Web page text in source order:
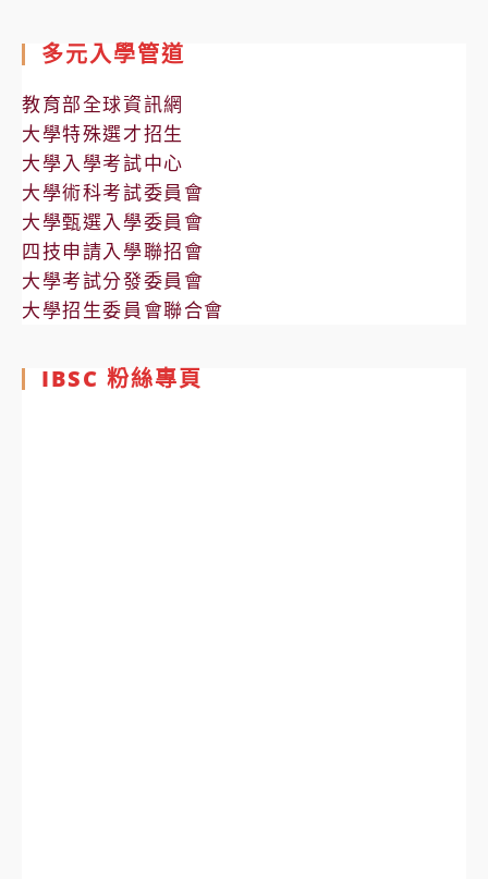
多元入學管道
教育部全球資訊網
大學特殊選才招生
大學入學考試中心
大學術科考試委員會
大學甄選入學委員會
四技申請入學聯招會
大學考試分發委員會
大學招生委員會聯合會
IBSC 粉絲專頁